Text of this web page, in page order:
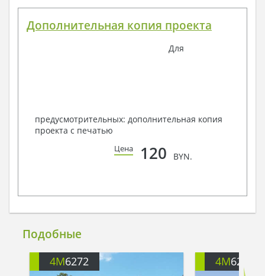
Дополнительная копия проекта
Для
предусмотрительных: дополнительная копия
проекта с печатью
Цена 120 BYN.
Подобные
4M6272 4M6273A